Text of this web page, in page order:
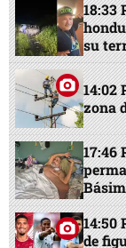
18:33
su
14:02
zona
17:46
14:50
de